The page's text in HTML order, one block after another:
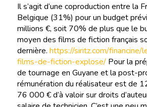
Il s’agit d’une coproduction entre la
Belgique (31%) pour un budget
millions €, soit 70% de plus que le
moyen des films de fiction français
dernière. https://siritz.com/
films-de-fiction-explose/Pour la
de tournage en Guyane et la post-
rémunération du réalisateur est de
76 000 € d’à valoir sur droits